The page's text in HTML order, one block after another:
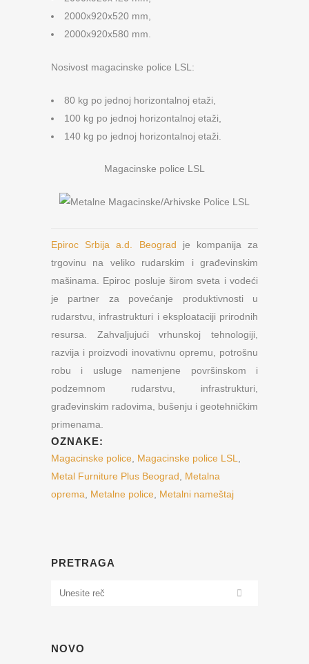
2000x920x520 mm,
2000x920x580 mm.
Nosivost magacinske police LSL:
80 kg po jednoj horizontalnoj etaži,
100 kg po jednoj horizontalnoj etaži,
140 kg po jednoj horizontalnoj etaži.
Magacinske police LSL
Epiroc Srbija a.d. Beograd je kompanija za
trgovinu na veliko rudarskim i građevinskim
mašinama. Epiroc posluje širom sveta i vodeći
je partner za povećanje produktivnosti u
rudarstvu, infrastrukturi i eksploataciji prirodnih
resursa. Zahvaljujući vrhunskoj tehnologiji,
razvija i proizvodi inovativnu opremu, potrošnu
robu i usluge namenjene površinskom i
podzemnom rudarstvu, infrastrukturi,
građevinskim radovima, bušenju i geotehničkim
primenama.
OZNAKE:
Magacinske police, Magacinske police LSL,
Metal Furniture Plus Beograd, Metalna
oprema, Metalne police, Metalni nameštaj
PRETRAGA
NOVO